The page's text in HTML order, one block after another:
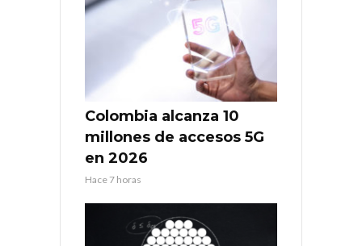
Colombia alcanza 10
millones de accesos 5G
en 2026
Hace 7 horas